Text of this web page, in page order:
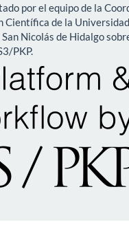
por el equipo de la
Científica de la Universidad
Nicolás de Hidalgo
PKP.